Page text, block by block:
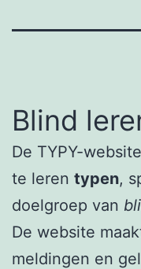
Blind
De TYPY-
te leren typen,
doelgroep van
De website
meldingen en